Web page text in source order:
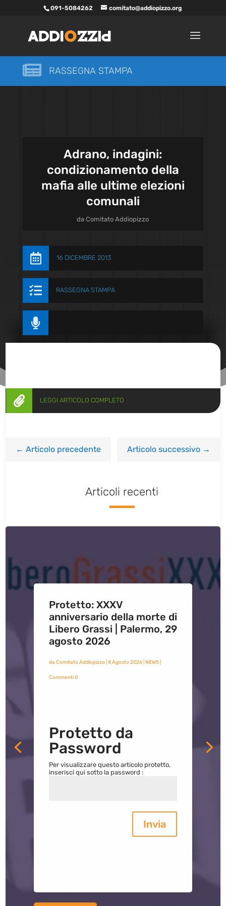
091-5084262 comitato@addiopizzo.org
 RASSEGNA STAMPA
Adrano, indagini:
condizionamento della
mafia alle ultime elezioni
comunali
daComitato Addiopizzo
 16 DICEMBRE 2013
 RASSEGNA STAMPA

 LEGGI ARTICOLO COMPLETO
←Articolo precedente Articolo successivo→
Articoli recenti
Protetto: XXXV
anniversario della morte di
Libero Grassi | Palermo, 29
agosto 2026
da Comitato Addiopizzo| 8 Agosto 2026| NEWS|
Commenti 0
Protetto da
Password
Per visualizzare questo articolo protetto,
inserisci qui sotto la password :
Invia